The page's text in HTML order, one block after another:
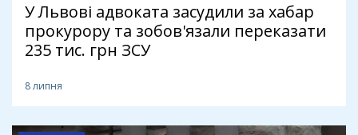
У Львові адвоката засудили за хабар
прокурору та зобов'язали переказати
235 тис. грн ЗСУ
8 липня